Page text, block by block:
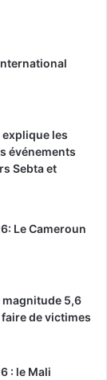
explique les
événements
Sebta et
Le Cameroun
magnitude 5,6
faire de victimes
: le Mali